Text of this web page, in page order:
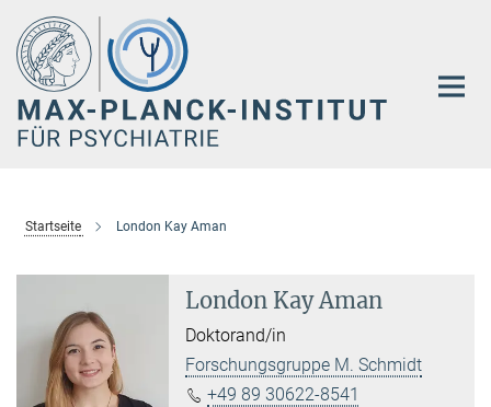
Hauptinhalt
Startseite London Kay Aman
London Kay Aman
Doktorand/in
Forschungsgruppe M. Schmidt
+49 89 30622-8541